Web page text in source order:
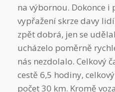
na výbornou. Dokonce i
vypřažení skrze davy
zpět dobrá, jen se
ucházelo poměrně
nás nezdolalo. Celkový
cestě 6,5 hodiny, celkový
počet 30 km. Kromě